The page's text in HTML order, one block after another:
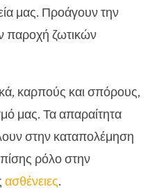
μας. Προάγουν την
παροχή ζωτικών
καρπούς και σπόρους,
μας. Τα απαραίτητα
στην καταπολέμηση
ρόλο στην
ασθένειες.